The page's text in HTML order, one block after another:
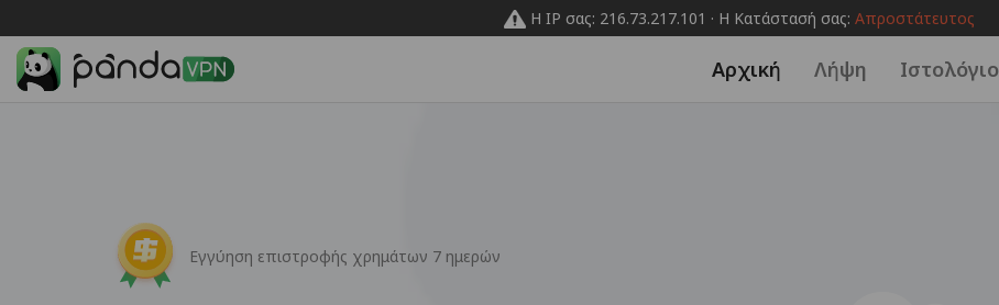
Η IP σας: 216.73.217.101 · Η Κατάστασή σας: Απροστάτευτος
Αρχική Λήψη Ιστολόγιο
Εγγύηση επιστροφής χρημάτων 7 ημερών